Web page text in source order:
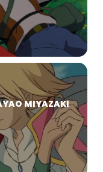
MIYAZAKI